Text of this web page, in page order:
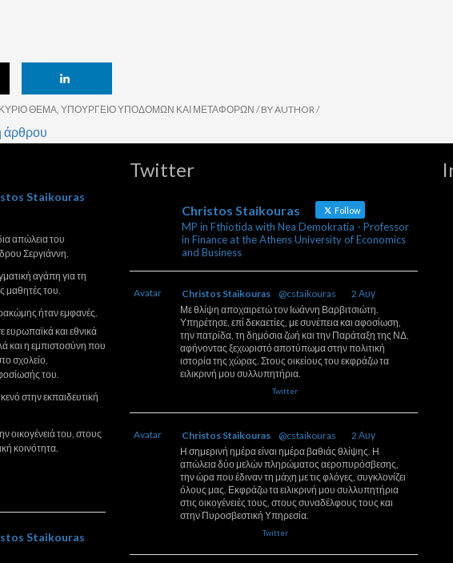
ΚΎΡΙΟ ΘΈΜΑ, ΥΠΟΥΡΓΕΊΟ ΥΠΟΔΟΜΏΝ ΚΑΙ ΜΕΤΑΦΟΡΏΝ / BYAUTHOR/
Staikouras
απώλεια του
Σεργιάννη.
αγάπη για τη
μαθητές του.
ήταν εμφανές.
ευρωπαϊκά και εθνικά
και η εμπιστοσύνη που
σχολείο,
του.
στην εκπαιδευτική
οικογένειά του, στους
κοινότητα.
Staikouras
Twitter
Christos Staikouras Follow
MP in Fthiotida with Nea Demokratia - Professor
in Finance at the Athens University of Economics
and Business
Avatar Christos Staikouras @cstaikouras
2 Αυγ
Με θλίψη αποχαιρετώ τον Ιωάννη Βαρβιτσιώτη.
Υπηρέτησε, επί δεκαετίες, με συνέπεια και αφοσίωση,
την πατρίδα, τη δημόσια ζωή και την Παράταξη της ΝΔ,
αφήνοντας ξεχωριστό αποτύπωμα στην πολιτική
ιστορία της χώρας. Στους οικείους του εκφράζω τα
ειλικρινή μου συλλυπητήρια.
Twitter
Avatar Christos Staikouras @cstaikouras
2 Αυγ
Η σημερινή ημέρα είναι ημέρα βαθιάς θλίψης. Η
απώλεια δύο μελών πληρώματος αεροπυρόσβεσης,
την ώρα που έδιναν τη μάχη με τις φλόγες, συγκλονίζει
όλους μας. Εκφράζω τα ειλικρινή μου συλλυπητήρια
στις οικογένειές τους, στους συναδέλφους τους και
στην Πυροσβεστική Υπηρεσία.
Twitter